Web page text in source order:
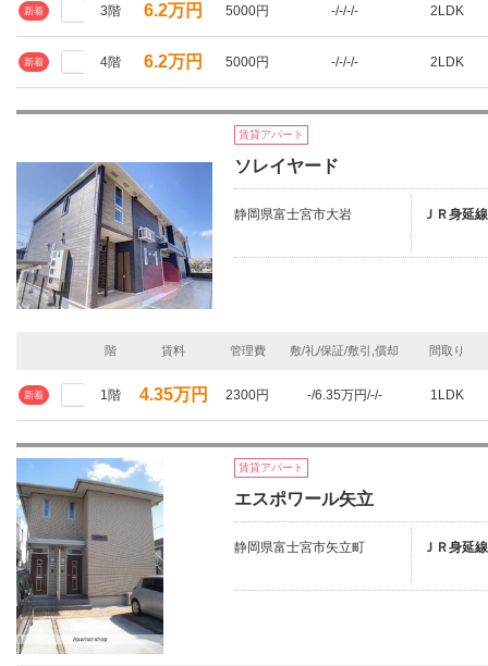
新着 3階 6.2万円 5000円 -/-/-/- 2LDK
新着 4階 6.2万円 5000円 -/-/-/- 2LDK
賃貸アパート
ソレイヤード
静岡県富士宮市大岩 ＪＲ身延
階 賃料 管理費 敷/礼/保証/敷引,償却 間取り
新着 1階 4.35万円 2300円 -/6.35万円/-/- 1LDK
賃貸アパート
エスポワール矢立
静岡県富士宮市矢立町 ＪＲ身延